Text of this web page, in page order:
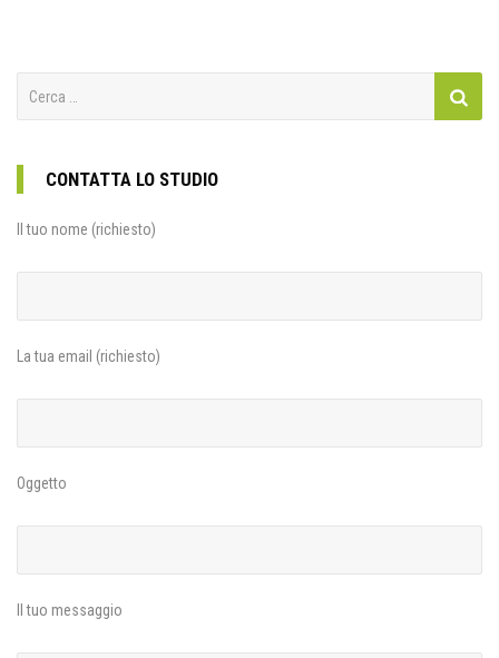
CONTATTA LO STUDIO
Il tuo nome (richiesto)
La tua email (richiesto)
Oggetto
Il tuo messaggio